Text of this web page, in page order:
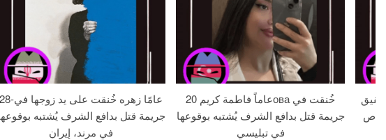
28-عامًا زهره خُنقت على يد زوجها في
جريمة قتل بدافع الشرف يُشتبه
في مرند، إيران
20 عاماً فاطمة كريمова خُنقت في
جريمة قتل بدافع الشرف يُشتبه بوقوعها
في تبليسي
عامًا وشقيق
بالرصاص